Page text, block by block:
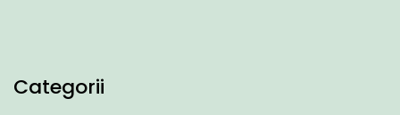
Categorii